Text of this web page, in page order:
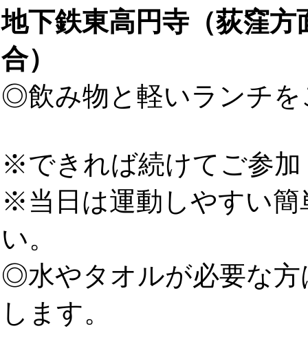
地下鉄東高円寺（荻窪
合）
◎飲み物と軽いランチを
※できれば続けてご参
※当日は運動しやすい
い。
◎水やタオルが必要な方
します。